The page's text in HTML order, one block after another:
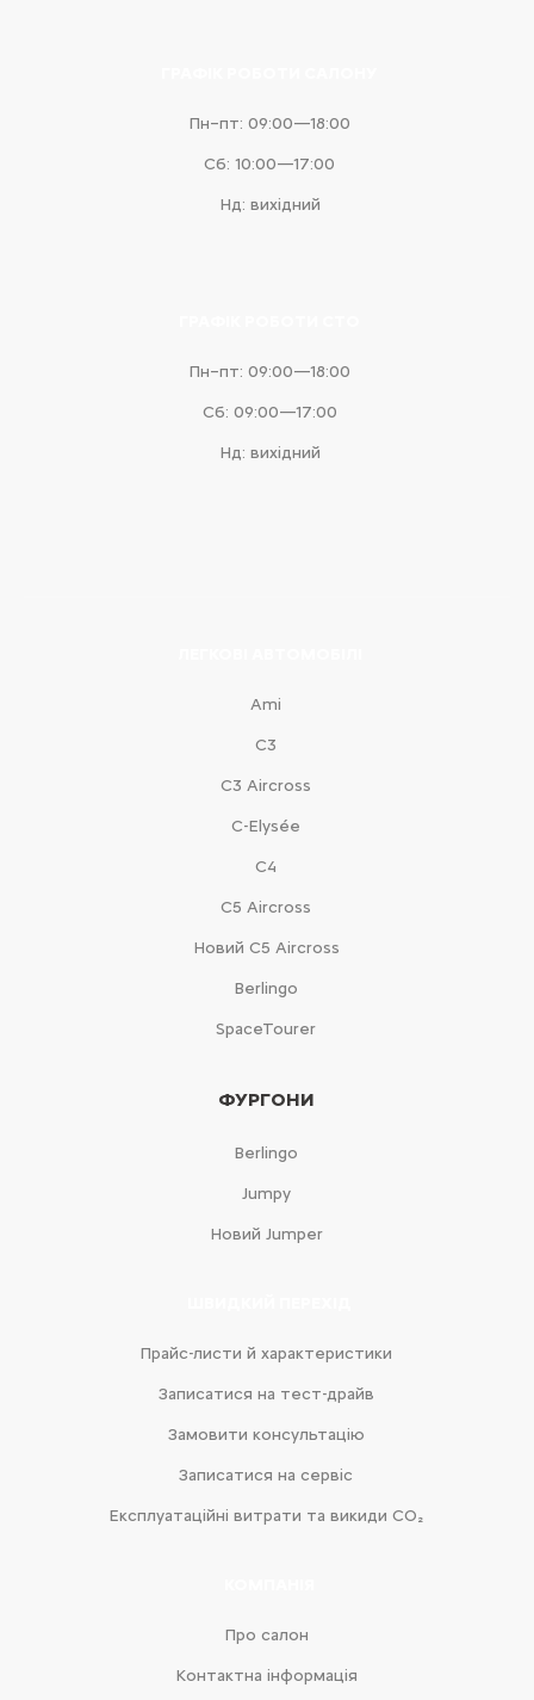
Пн–пт: 09:00—18:00
Сб: 10:00—17:00
Нд: вихідний
Пн–пт: 09:00—18:00
Сб: 09:00—17:00
Нд: вихідний
Ami
С3
С3 Aircross
C-Elysée
С4
С5 Aircross
Новий С5 Aircross
Berlingo
SpaceTourer
ФУРГОНИ
Berlingo
Jumpy
Новий Jumper
Прайс-листи й характеристики
Записатися на тест-драйв
Замовити консультацію
Записатися на сервіс
Експлуатаційні витрати та викиди CO₂
Про салон
Контактна інформація